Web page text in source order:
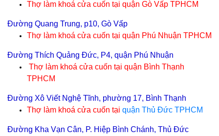
Thợ làm khoá cửa cuốn tại quận Gò Vấp TPHCM
Đường Quang Trung, p10, Gò Vấp
Thợ làm khoá cửa cuốn tại quận Phú Nhuận TPHCM
Đường Thích Quảng Đức, P4, quận Phú Nhuận
Thợ làm khoá cửa cuốn tại quận Bình Thạnh
TPHCM
Đường Xô Viết Nghệ Tĩnh, phường 17, Bình Thạnh
Thợ làm khoá cửa cuốn tại quận Thủ Đức TPHCM
Đường Kha Vạn Cân, P. Hiệp Bình Chánh, Thủ Đức